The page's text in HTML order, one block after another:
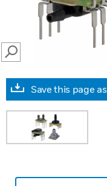
SEARCH
Save this page